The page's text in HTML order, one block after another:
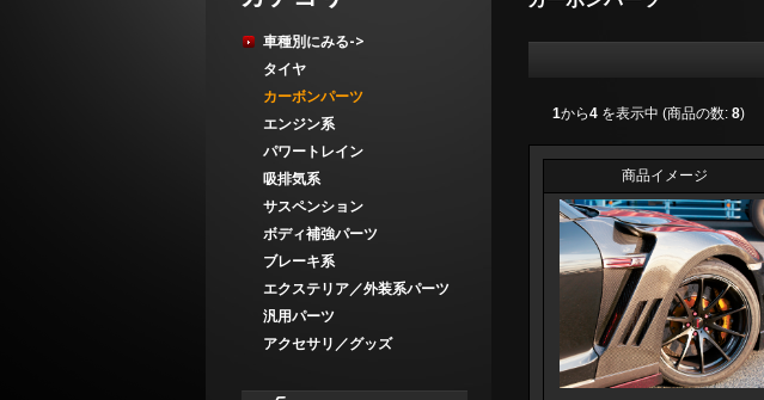
車種別にみる->
タイヤ
カーボンパーツ
エンジン系
パワートレイン
吸排気系
サスペンション
ボディ補強パーツ
ブレーキ系
エクステリア／外装系パーツ
汎用パーツ
アクセサリ／グッズ
1から4 を表示中 (商品の数: 8)
商品イメージ